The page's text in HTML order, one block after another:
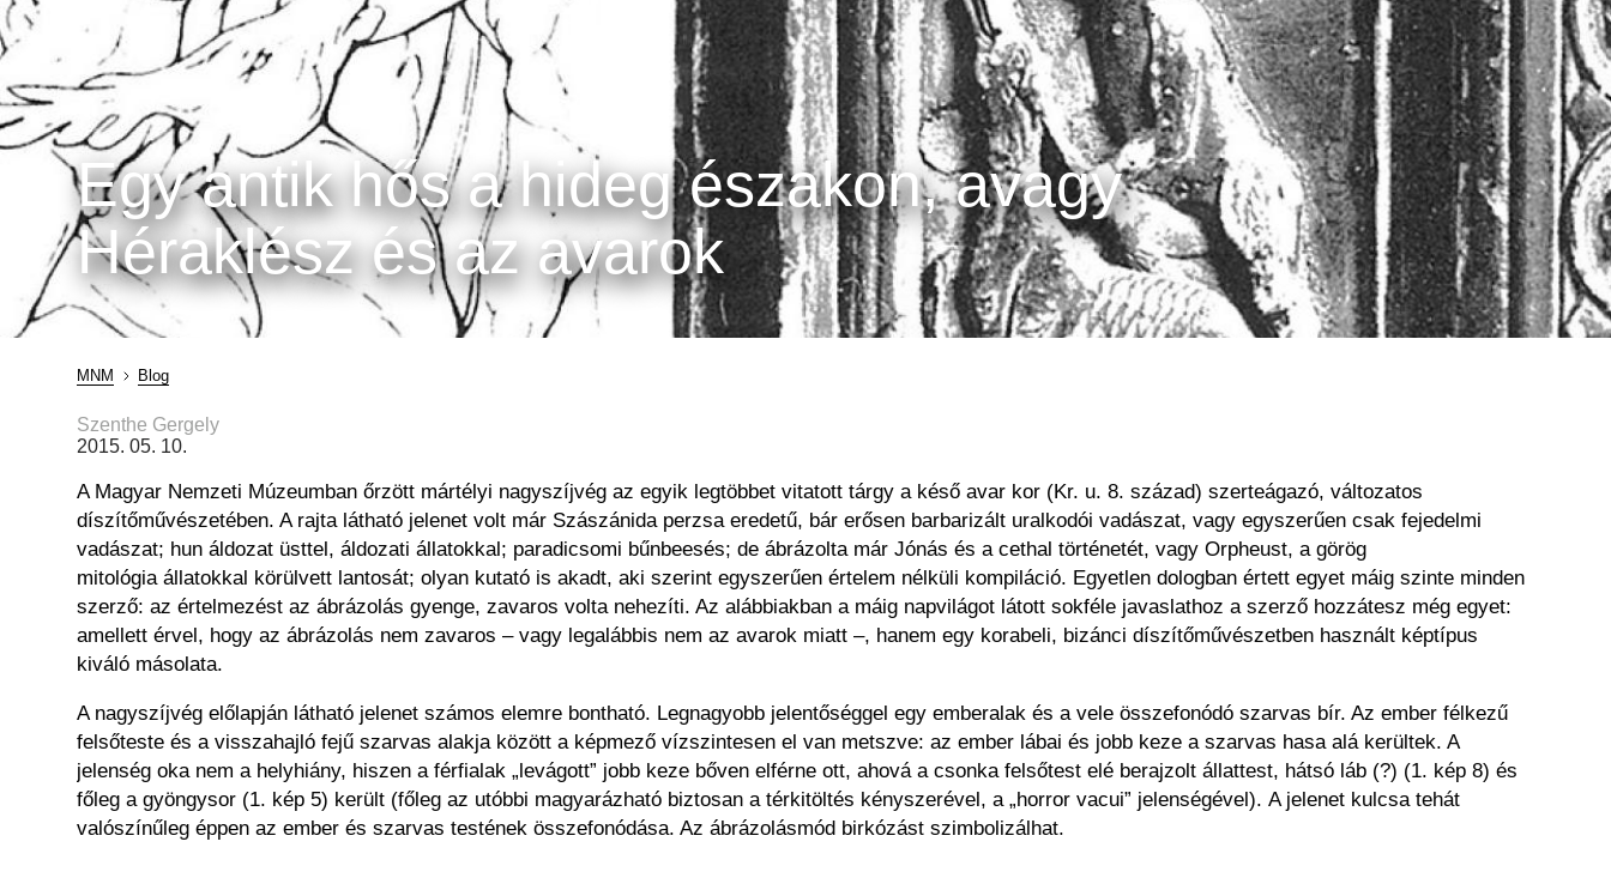
Egy antik hős a hideg északon, avagy
Héraklész és az avarok
Morzsa
MNM Blog
Szenthe Gergely
2015. 05. 10.
A Magyar Nemzeti Múzeumban őrzött mártélyi nagyszíjvég az egyik legtöbbet vitatott tárgy a késő avar kor (Kr. u. 8. század) szerteágazó, változatos
díszítőművészetében. A rajta látható jelenet volt már Szászánida perzsa eredetű, bár erősen barbarizált uralkodói vadászat, vagy egyszerűen csak fejedelmi
vadászat; hun áldozat üsttel, áldozati állatokkal; paradicsomi bűnbeesés; de ábrázolta már Jónás és a cethal történetét, vagy Orpheust, a görög
mitológia állatokkal körülvett lantosát; olyan kutató is akadt, aki szerint egyszerűen értelem nélküli kompiláció. Egyetlen dologban értett egyet máig szinte minden
szerző: az értelmezést az ábrázolás gyenge, zavaros volta nehezíti. Az alábbiakban a máig napvilágot látott sokféle javaslathoz a szerző hozzátesz még egyet:
amellett érvel, hogy az ábrázolás nem zavaros – vagy legalábbis nem az avarok miatt –, hanem egy korabeli, bizánci díszítőművészetben használt képtípus
kiváló másolata.
A nagyszíjvég előlapján látható jelenet számos elemre bontható. Legnagyobb jelentőséggel egy emberalak és a vele összefonódó szarvas bír. Az ember félkezű
felsőteste és a visszahajló fejű szarvas alakja között a képmező vízszintesen el van metszve: az ember lábai és jobb keze a szarvas hasa alá kerültek. A
jelenség oka nem a helyhiány, hiszen a férfialak „levágott” jobb keze bőven elférne ott, ahová a csonka felsőtest elé berajzolt állattest, hátsó láb (?) (1. kép 8) és
főleg a gyöngysor (1. kép 5) került (főleg az utóbbi magyarázható biztosan a térkitöltés kényszerével, a „horror vacui” jelenségével). A jelenet kulcsa tehát
valószínűleg éppen az ember és szarvas testének összefonódása. Az ábrázolásmód birkózást szimbolizálhat.